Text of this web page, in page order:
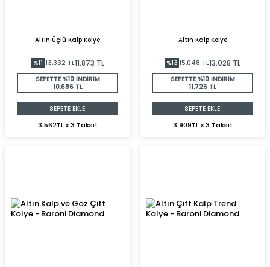
Altın Üçlü Kalp Kolye
%11 13.332TL11.873 TL
SEPETTE %10 İNDİRİM
10.686 TL
SEPETE EKLE
3.562TL x 3 Taksit
Altın Kalp Kolye
%13 15.048TL13.028 TL
SEPETTE %10 İNDİRİM
11.726 TL
SEPETE EKLE
3.909TL x 3 Taksit